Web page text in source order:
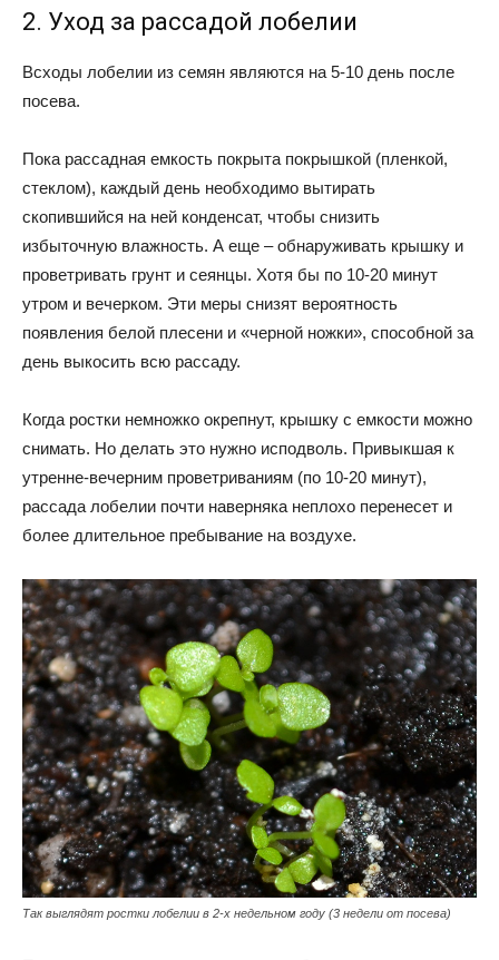
2. Уход за рассадой лобелии
Всходы лобелии из семян являются на 5-10 день после
посева.
Пока рассадная емкость покрыта покрышкой (пленкой,
стеклом), каждый день необходимо вытирать
скопившийся на ней конденсат, чтобы снизить
избыточную влажность. А еще – обнаруживать крышку и
проветривать грунт и сеянцы. Хотя бы по 10-20 минут
утром и вечерком. Эти меры снизят вероятность
появления белой плесени и «черной ножки», способной за
день выкосить всю рассаду.
Когда ростки немножко окрепнут, крышку с емкости можно
снимать. Но делать это нужно исподволь. Привыкшая к
утренне-вечерним проветриваниям (по 10-20 минут),
рассада лобелии почти наверняка неплохо перенесет и
более длительное пребывание на воздухе.
Так выглядят ростки лобелии в 2-х недельном году (3 недели от посева)